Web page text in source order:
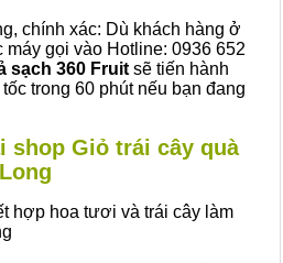
chính xác: Dù khách hàng ở
máy gọi vào Hotline: 0936 652
sạch 360 Fruit sẽ tiến hành
trong 60 phút nếu bạn đang
shop Giỏ trái cây quà
hợp hoa tươi và trái cây làm